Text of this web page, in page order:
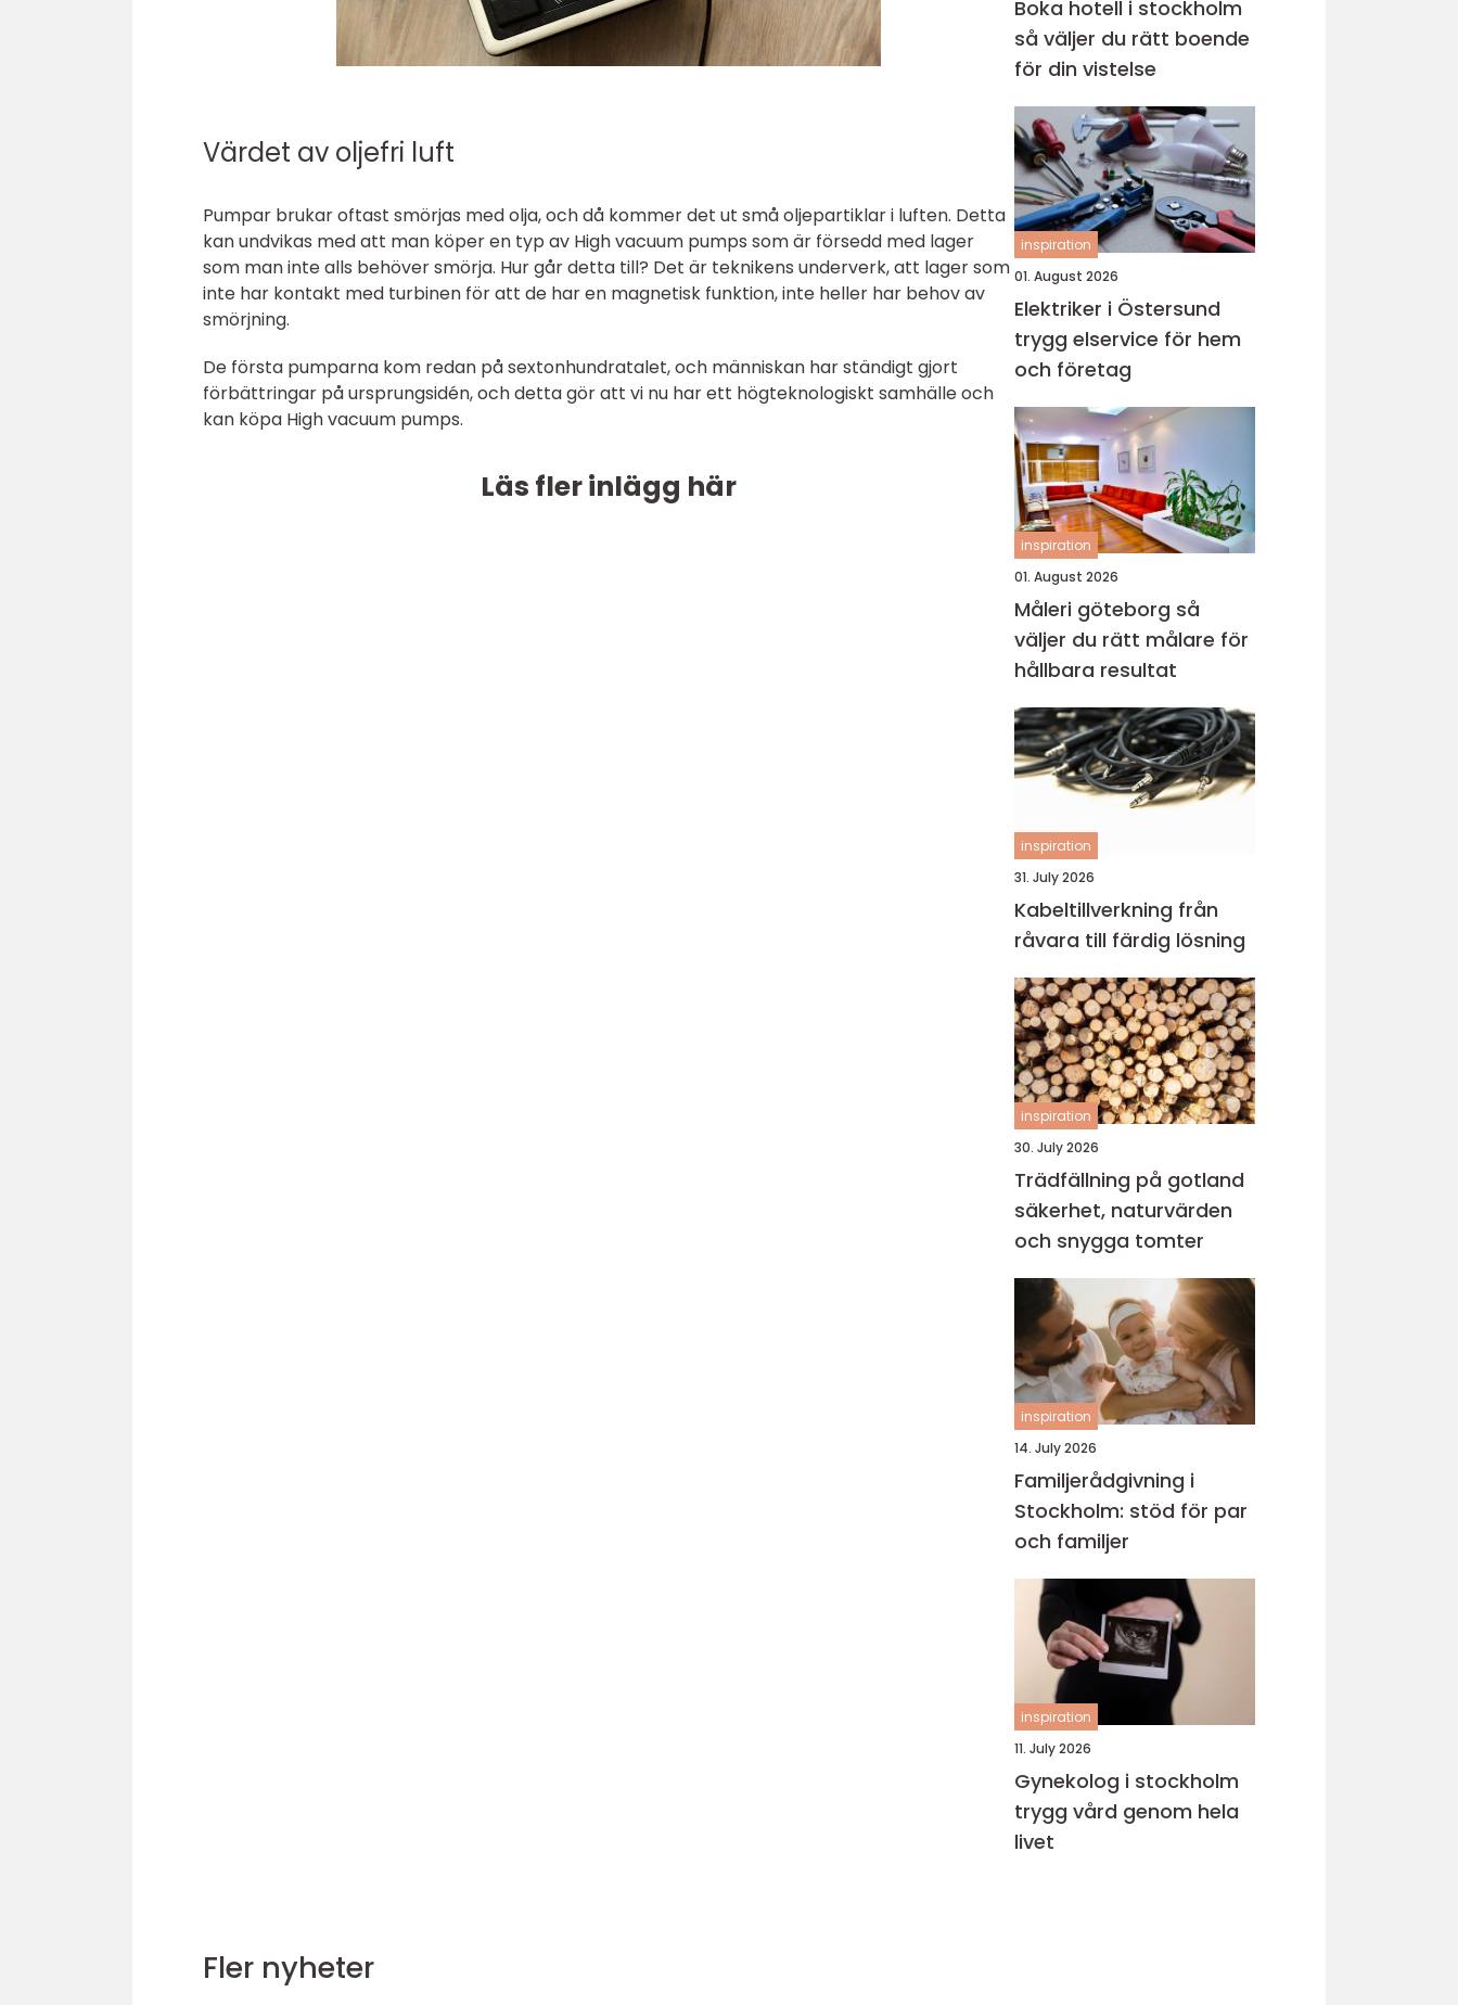
Värdet av oljefri luft
Pumpar brukar oftast smörjas med olja, och då kommer det ut små oljepartiklar i luften. Detta
kan undvikas med att man köper en typ av High vacuum pumps som är försedd med lager
som man inte alls behöver smörja. Hur går detta till? Det är teknikens underverk, att lager som
inte har kontakt med turbinen för att de har en magnetisk funktion, inte heller har behov av
smörjning.
De första pumparna kom redan på sextonhundratalet, och människan har ständigt gjort
förbättringar på ursprungsidén, och detta gör att vi nu har ett högteknologiskt samhälle och
kan köpa High vacuum pumps.
Läs fler inlägg här
Boka hotell i stockholm
så väljer du rätt boende
för din vistelse
inspiration
01. August 2026
Elektriker i Östersund
trygg elservice för hem
och företag
inspiration
01. August 2026
Måleri göteborg så
väljer du rätt målare för
hållbara resultat
inspiration
31. July 2026
Kabeltillverkning från
råvara till färdig lösning
inspiration
30. July 2026
Trädfällning på gotland
säkerhet, naturvärden
och snygga tomter
inspiration
14. July 2026
Familjerådgivning i
Stockholm: stöd för par
och familjer
inspiration
11. July 2026
Gynekolog i stockholm
trygg vård genom hela
livet
Fler nyheter